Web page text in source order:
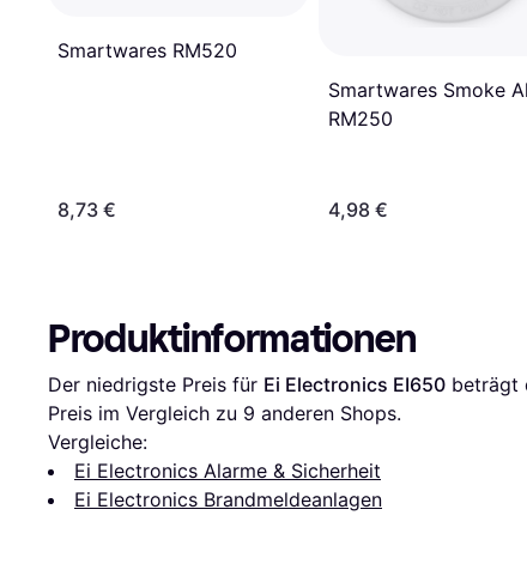
Smartwares RM520
8,73 €
Smartwares Smoke
RM250
4,98 €
Produktinformationen
Der niedrigste Preis für Ei Electronics EI650 beträgt
Preis im Vergleich zu 9 anderen Shops.
Vergleiche:
Ei Electronics Alarme & Sicherheit
Ei Electronics Brandmeldeanlagen